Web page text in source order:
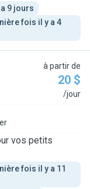
9 jours
fois il y a 4
à partir de
20 $
/jour
vos petits
fois il y a 11